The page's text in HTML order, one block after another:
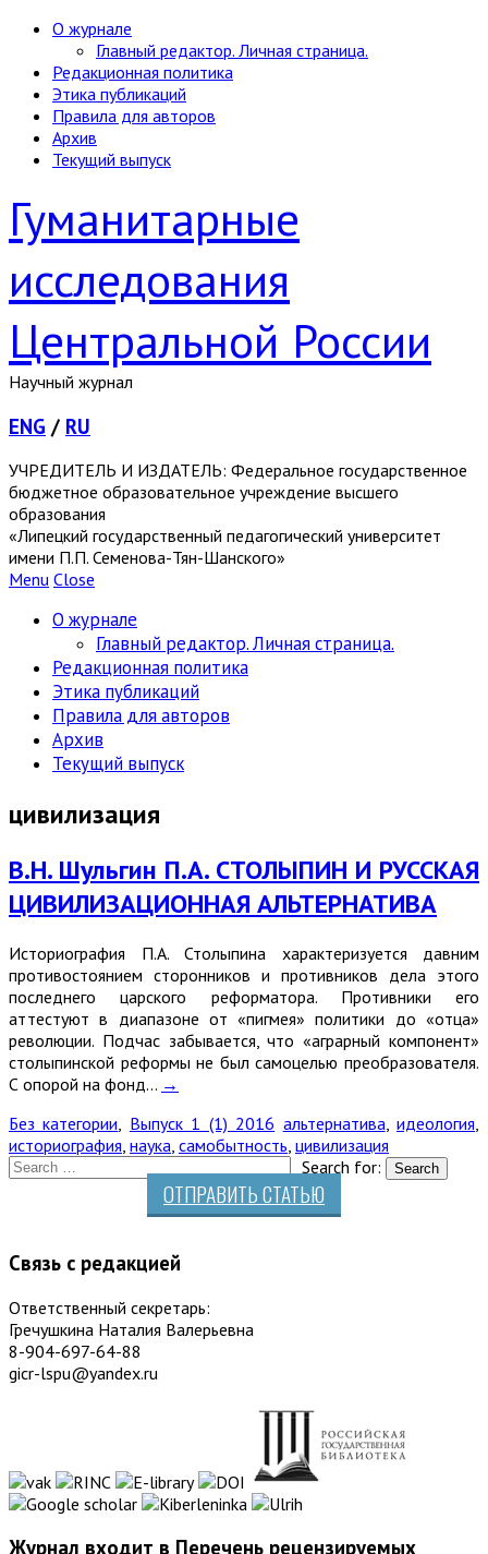
О журнале
Главный редактор. Личная страница.
Редакционная политика
Этика публикаций
Правила для авторов
Архив
Текущий выпуск
Гуманитарные
исследования
Центральной России
Научный журнал
ENG / RU
УЧРЕДИТЕЛЬ И ИЗДАТЕЛЬ: Федеральное государственное
бюджетное образовательное учреждение высшего
образования
«Липецкий государственный педагогический университет
имени П.П. Семенова-Тян-Шанского»
Menu Close
О журнале
Главный редактор. Личная страница.
Редакционная политика
Этика публикаций
Правила для авторов
Архив
Текущий выпуск
цивилизация
В.Н. Шульгин П.А. CТОЛЫПИН И РУССКАЯ
ЦИВИЛИЗАЦИОННАЯ АЛЬТЕРНАТИВА
Историография П.А. Столыпина характеризуется давним
противостоянием сторонников и противников дела этого
последнего царского реформатора. Противники его
аттестуют в диапазоне от «пигмея» политики до «отца»
революции. Подчас забывается, что «аграрный компонент»
столыпинской реформы не был самоцелью преобразователя.
С опорой на фонд… →
Без категории, Выпуск 1 (1) 2016 альтернатива,идеология,
историография, наука, самобытность, цивилизация
Search for:
ОТПРАВИТЬ СТАТЬЮ
Связь с редакцией
Ответственный секретарь:
Гречушкина Наталия Валерьевна
8-904-697-64-88
gicr-lspu@yandex.ru
Журнал входит в Перечень рецензируемых